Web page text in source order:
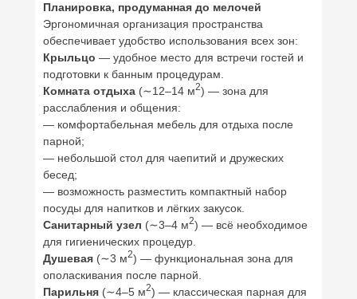
Планировка, продуманная до мелочей
Эргономичная организация пространства
обеспечивает удобство использования всех зон:
Крыльцо — удобное место для встречи гостей и
подготовки к банным процедурам.
Комната отдыха (∼12–14 м2) — зона для
расслабления и общения:
— комфортабельная мебель для отдыха после
парной;
— небольшой стол для чаепитий и дружеских
бесед;
— возможность разместить компактный набор
посуды для напитков и лёгких закусок.
Санитарный узел (∼3–4 м2) — всё необходимое
для гигиенических процедур.
Душевая (∼3 м2) — функциональная зона для
ополаскивания после парной.
Парильня (∼4–5 м2) — классическая парная для